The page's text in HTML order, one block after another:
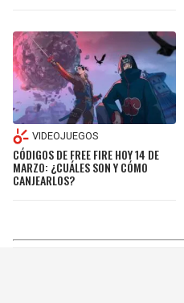
VIDEOJUEGOS
CÓDIGOS DE FREE FIRE HOY 14 DE
MARZO: ¿CUÁLES SON Y CÓMO
CANJEARLOS?